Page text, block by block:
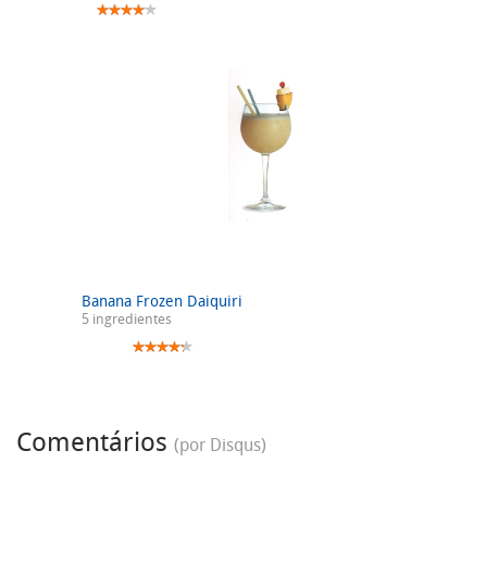
Banana Frozen Daiquiri
5 ingredientes
Comentários (por Disqus)